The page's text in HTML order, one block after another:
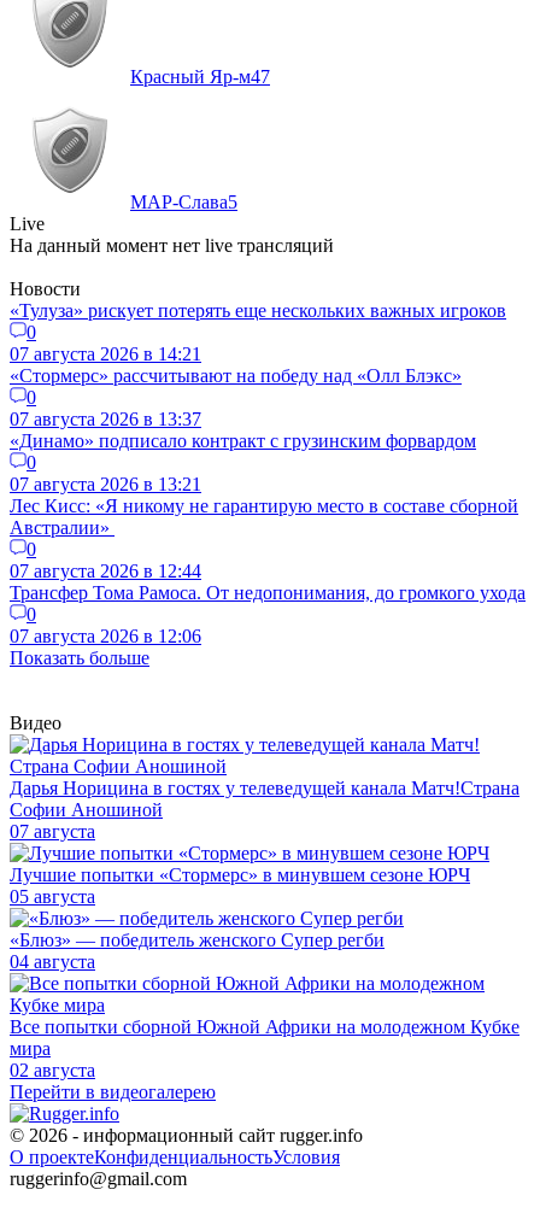
Красный Яр-м47
МАР-Слава5
Live
На данный момент нет live трансляций
Новости
«Тулуза» рискует потерять еще нескольких важных игроков
0
07 августа 2026 в 14:21
«Стормерс» рассчитывают на победу над «Олл Блэкс»
0
07 августа 2026 в 13:37
«Динамо» подписало контракт с грузинским форвардом
0
07 августа 2026 в 13:21
Лес Кисс: «Я никому не гарантирую место в составе сборной
Австралии»
0
07 августа 2026 в 12:44
Трансфер Тома Рамоса. От недопонимания, до громкого ухода
0
07 августа 2026 в 12:06
Показать больше
Видео
Дарья Норицина в гостях у телеведущей канала Матч!Страна
Софии Аношиной
07 августа
Лучшие попытки «Стормерс» в минувшем сезоне ЮРЧ
05 августа
«Блюз» — победитель женского Супер регби
04 августа
Все попытки сборной Южной Африки на молодежном Кубке
мира
02 августа
Перейти в видеогалерею
© 2026 - информационный сайт rugger.info
О проектеКонфиденциальностьУсловия
ruggerinfo@gmail.com